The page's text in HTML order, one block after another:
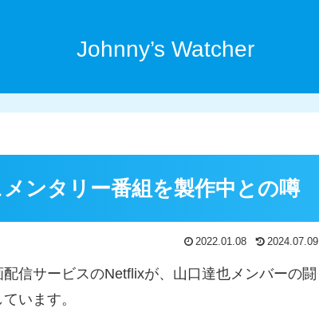
Johnny’s Watcher
ンタリー番組を製作中との噂
2022.01.08 2024.07.09
信サービスのNetflixが、山口達也メンバーの闘
います。